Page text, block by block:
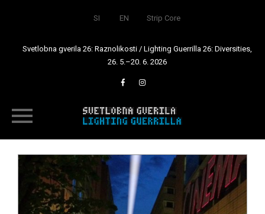
SI EN Strip Core
Svetlobna gverila 26: Raznolikosti / Lighting Guerrilla 26: Diversities,
26. 5.–20. 6. 2026